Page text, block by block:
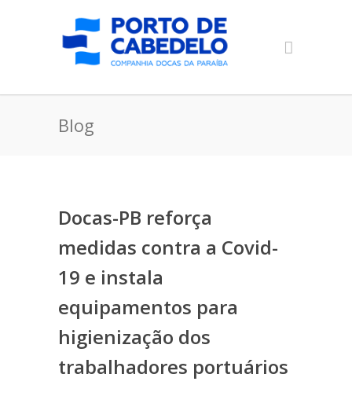
Blog
Docas-PB reforça
medidas contra a Covid-
19 e instala
equipamentos para
higienização dos
trabalhadores portuários